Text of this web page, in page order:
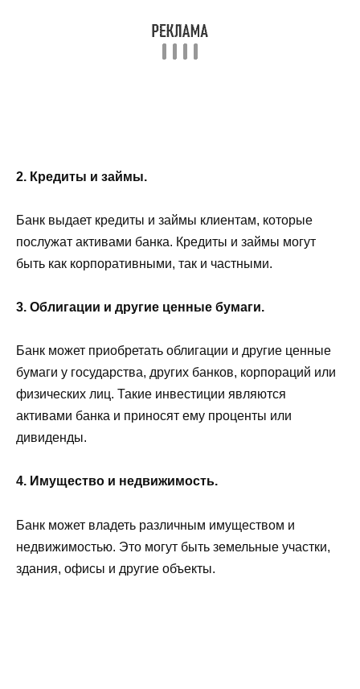
2. Кредиты и займы.
Банк выдает кредиты и займы клиентам, которые
послужат активами банка. Кредиты и займы могут
быть как корпоративными, так и частными.
3. Облигации и другие ценные бумаги.
Банк может приобретать облигации и другие ценные
бумаги у государства, других банков, корпораций или
физических лиц. Такие инвестиции являются
активами банка и приносят ему проценты или
дивиденды.
4. Имущество и недвижимость.
Банк может владеть различным имуществом и
недвижимостью. Это могут быть земельные участки,
здания, офисы и другие объекты.